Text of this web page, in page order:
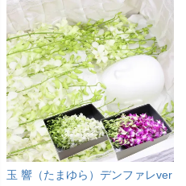
玉 響（たまゆら）デンファレver